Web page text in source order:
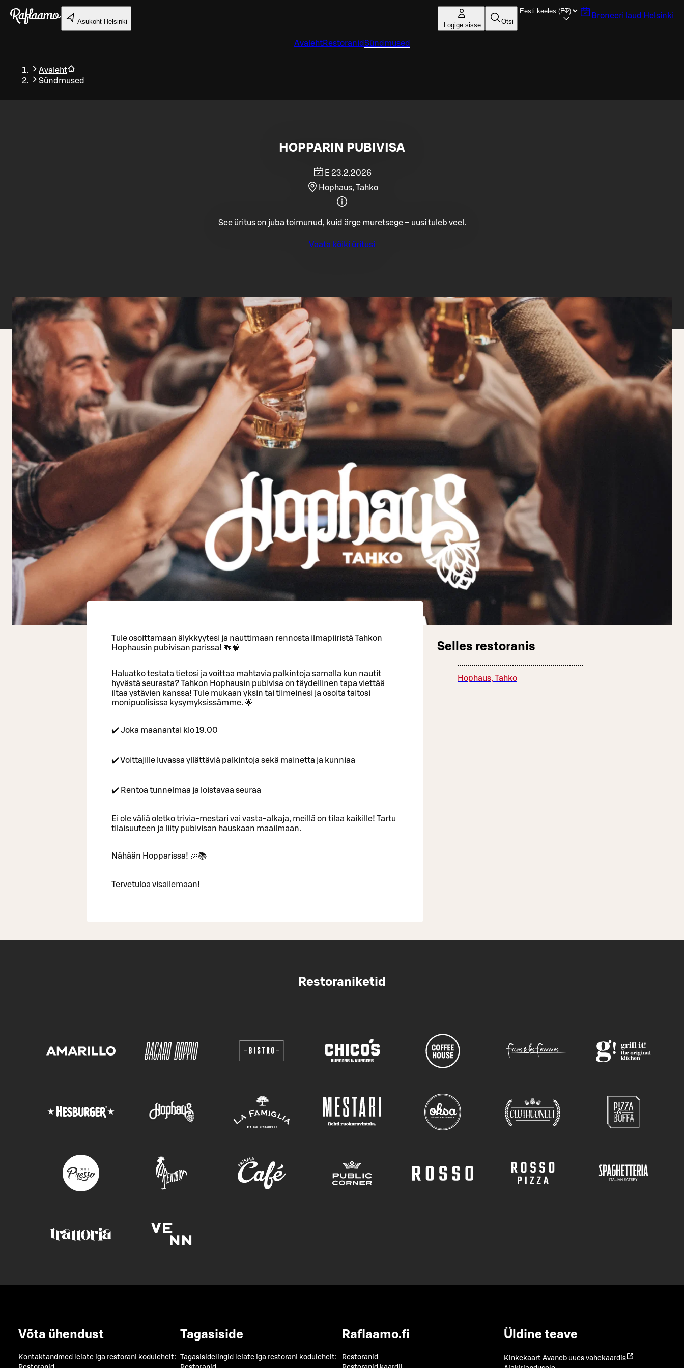
Liigu peamise sisu juurde
Asukoht Helsinki Logige sisse Otsi
Broneeri laud Helsinki
AvalehtRestoranidSündmused
Avaleht
Sündmused
Tagasi
HOPPARIN PUBIVISA
E 23.2.2026
Hophaus, Tahko
See üritus on juba toimunud, kuid ärge muretsege – uusi tuleb veel.
Vaata kõiki üritusi
Tule osoittamaan älykkyytesi ja nauttimaan rennosta ilmapiiristä Tahkon
Hophausin pubivisan parissa! 🍻🧠
Haluatko testata tietosi ja voittaa mahtavia palkintoja samalla kun nautit
hyvästä seurasta? Tahkon Hophausin pubivisa on täydellinen tapa viettää
iltaa ystävien kanssa! Tule mukaan yksin tai tiimeinesi ja osoita taitosi
monipuolisissa kysymyksissämme. 🌟
✔️ Joka maanantai klo 19.00
✔️ Voittajille luvassa yllättäviä palkintoja sekä mainetta ja kunniaa
✔️ Rentoa tunnelmaa ja loistavaa seuraa
Ei ole väliä oletko trivia-mestari vai vasta-alkaja, meillä on tilaa kaikille! Tartu
tilaisuuteen ja liity pubivisan hauskaan maailmaan.
Nähään Hopparissa! 🎉📚
Tervetuloa visailemaan!
Selles restoranis
Hophaus, Tahko
Restoraniketid
Võta ühendust
Kontaktandmed leiate iga restorani kodulehelt:
Tagasiside
Tagasisidelingid leiate iga restorani kodulehelt:
Raflaamo.fi
Restoranid
Üldine teave
Kinkekaart Avaneb uues vahekaardis